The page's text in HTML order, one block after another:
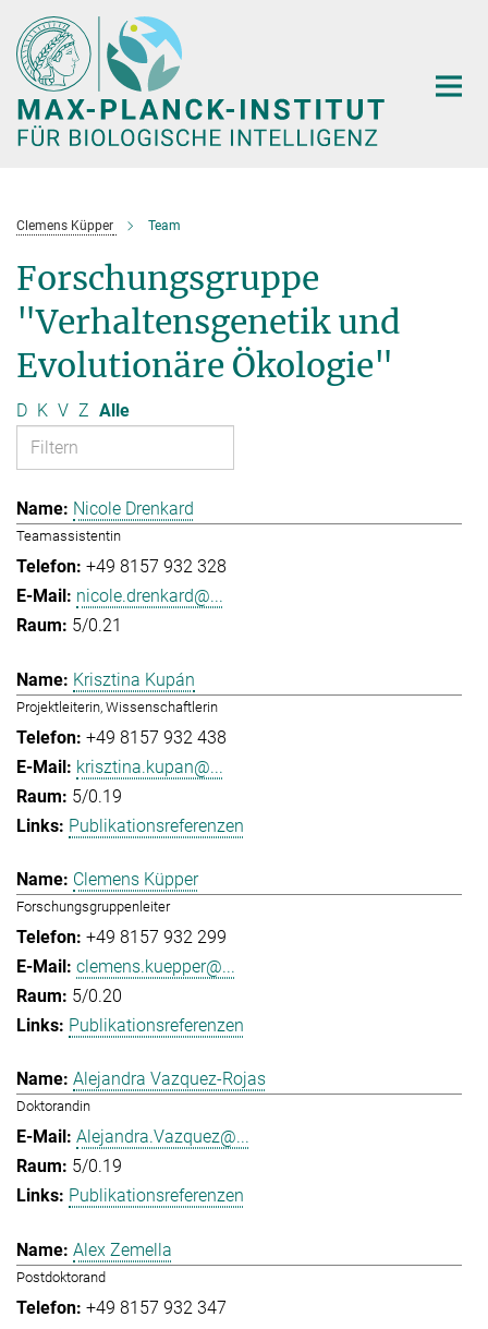
Hauptinhalt
Clemens Küpper Team
Forschungsgruppe
"Verhaltensgenetik und
Evolutionäre Ökologie"
D K V Z Alle
Nicole Drenkard
Teamassistentin
+49 8157 932 328
nicole.drenkard@...
5/0.21
Krisztina Kupán
Projektleiterin, Wissenschaftlerin
+49 8157 932 438
krisztina.kupan@...
5/0.19
Publikationsreferenzen
Clemens Küpper
Forschungsgruppenleiter
+49 8157 932 299
clemens.kuepper@...
5/0.20
Publikationsreferenzen
Alejandra Vazquez-Rojas
Doktorandin
Alejandra.Vazquez@...
5/0.19
Publikationsreferenzen
Alex Zemella
Postdoktorand
+49 8157 932 347